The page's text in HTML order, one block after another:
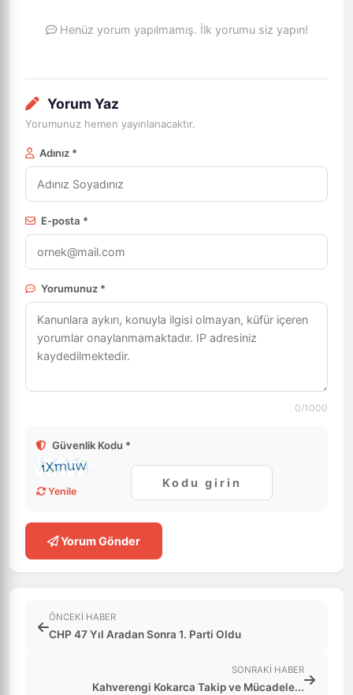
Henüz yorum yapılmamış. İlk yorumu siz yapın!
Yorum Yaz
Yorumunuz hemen yayınlanacaktır.
Adınız *
E-posta *
Yorumunuz *
0/1000
Güvenlik Kodu *
Yenile
Yorum Gönder
ÖNCEKI HABER
CHP 47 Yıl Aradan Sonra 1. Parti Oldu
SONRAKI HABER
Kahverengi Kokarca Takip ve Mücadele...